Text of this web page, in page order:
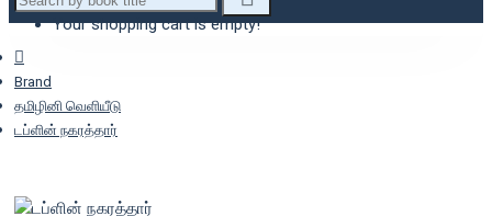
Your shopping cart is empty!
Brand
தமிழினி வெளியீடு
டப்ளின் நகரத்தார்